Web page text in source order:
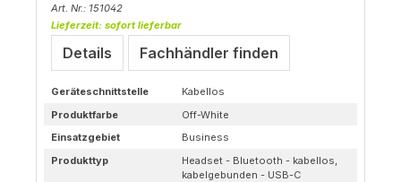
Art. Nr.: 151042
Lieferzeit: sofort lieferbar
Details Fachhändler finden
Geräteschnittstelle
Kabellos
Produktfarbe
Off-White
Einsatzgebiet
Business
Produkttyp
Headset - Bluetooth - kabellos,
kabelgebunden - USB-C